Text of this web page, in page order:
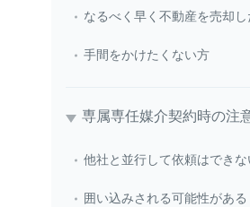
なるべく早く不動産を売却
手間をかけたくない方
専属専任媒介契約時の注
他社と並行して依頼はできな
囲い込みされる可能性がある